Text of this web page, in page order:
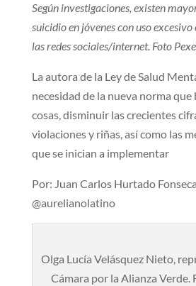
Según investigaciones, existen
suicidio en jóvenes con uso
las redes sociales/internet. Foto
La autora de la Ley de Salud
necesidad de la nueva norma
cosas, disminuir las crecientes
violaciones y riñas, así como las
que se inician a implementar
Por: Juan Carlos Hurtado Fonseca
@aurelianolatino
Olga Lucía Velásquez Nieto,
Cámara por la Alianza Verde.